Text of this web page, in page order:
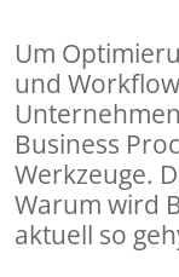
Um
und
Business
Werkzeuge.
Warum wird
aktuell so